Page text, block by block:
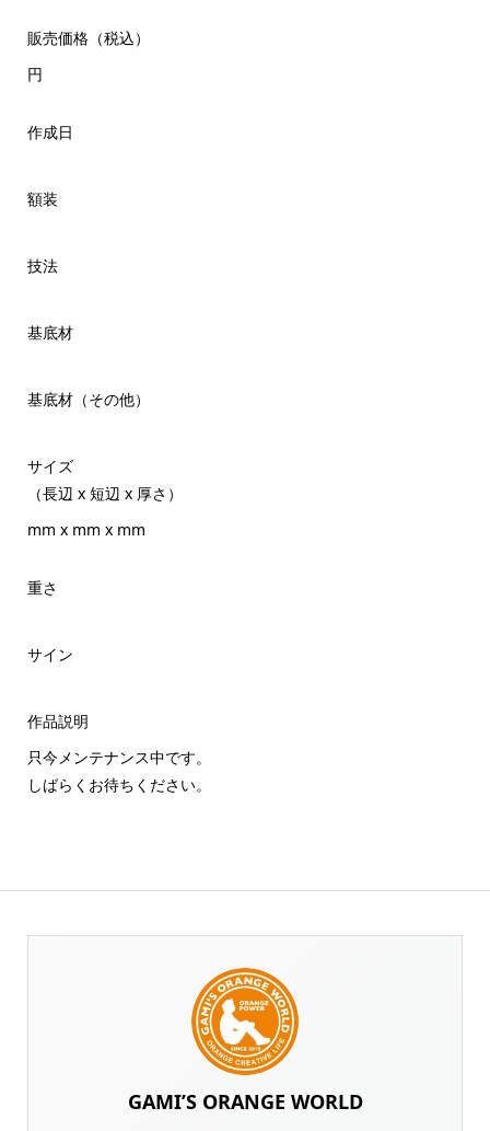
販売価格（税込）
円
作成日
額装
技法
基底材
基底材（その他）
サイズ
（長辺 x 短辺 x 厚さ）
mm x mm x mm
重さ
サイン
作品説明
只今メンテナンス中です。
しばらくお待ちください。
GAMI’S ORANGE WORLD